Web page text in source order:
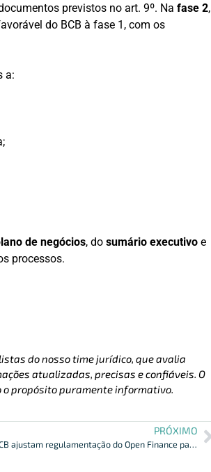
previstos no art. 9º. Na fase 2,
do BCB à fase 1, com os
a:
de negócios, do sumário executivo e
processos.
do nosso time jurídico, que avalia
atualizadas, precisas e confiáveis. O
o propósito puramente informativo.
PRÓXIMO
CMN e BCB ajustam regulamentação do Open Finance para incluir portabilidade de crédito